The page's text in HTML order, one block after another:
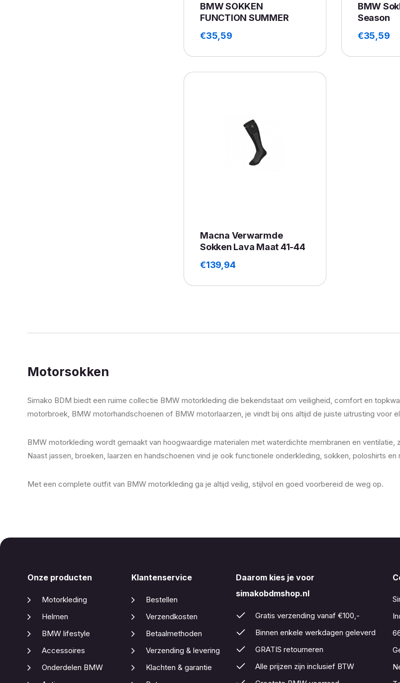
BMW SOKKEN
FUNCTION SUMMER
€35,59
BMW
Season
€35,59
Macna Verwarmde
Sokken Lava Maat 41-44
€139,94
Motorsokken
Simako BDM biedt een ruime collectie BMW motorkleding die bekendstaat om veiligheid, comfort en
motorbroek, BMW motorhandschoenen of BMW motorlaarzen, je vindt bij ons altijd de juiste uitrusting voor
BMW motorkleding wordt gemaakt van hoogwaardige materialen met waterdichte membranen en
Naast jassen, broeken, laarzen en handschoenen vind je ook functionele onderkleding, sokken, poloshirts en
Met een complete outfit van BMW motorkleding ga je altijd veilig, stijlvol en goed voorbereid de weg op.
Onze producten
Motorkleding
Helmen
BMW lifestyle
Accessoires
Onderdelen BMW
Klantenservice
Bestellen
Verzendkosten
Betaalmethoden
Verzending & levering
Klachten & garantie
Daarom kies je voor
simakobdmshop.nl
Gratis verzending vanaf €100,-
Binnen enkele werkdagen geleverd
GRATIS retourneren
Alle prijzen zijn inclusief BTW